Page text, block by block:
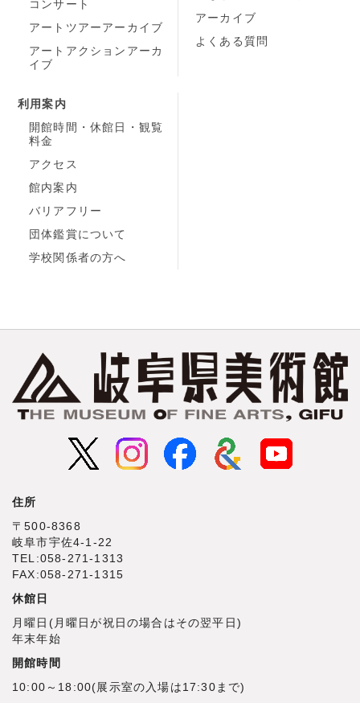
コンサート
アートツアーアーカイブ
アートアクションアーカ
イブ
アーカイブ
よくある質問
利用案内
開館時間・休館日・観覧
料金
アクセス
館内案内
バリアフリー
団体鑑賞について
学校関係者の方へ
住所
〒500‐8368
岐阜市宇佐4‐1‐22
TEL:058-271-1313
FAX:058-271-1315
休館日
月曜日(月曜日が祝日の場合はその翌平日)
年末年始
開館時間
10:00～18:00(展示室の入場は17:30まで)